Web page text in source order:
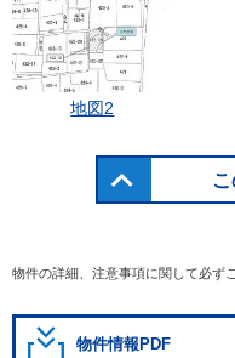
地図2
物件の詳細、注意事項に関して必ず
物件情報PDF